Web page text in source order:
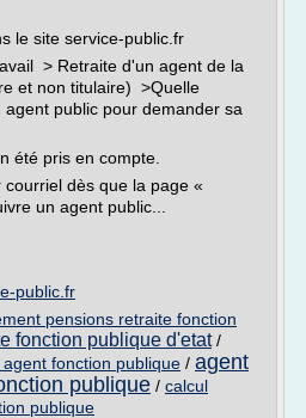
le site service-public.fr
> Retraite d'un agent de la
et non titulaire) >Quelle
public pour demander sa
été pris en compte.
dès que la page «
un agent public...
public.fr
pensions retraite fonction
fonction publique d'etat/
fonction publique / agent
publique / calcul
publique